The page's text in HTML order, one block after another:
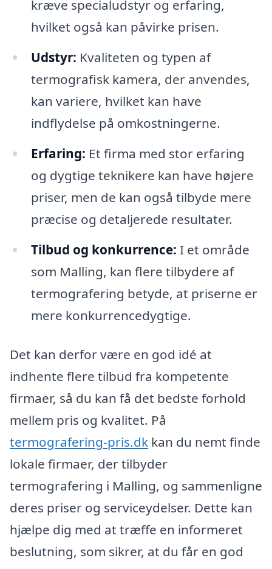
kræve specialudstyr og erfaring,
hvilket også kan påvirke prisen.
Udstyr: Kvaliteten og typen af
termografisk kamera, der anvendes,
kan variere, hvilket kan have
indflydelse på omkostningerne.
Erfaring: Et firma med stor erfaring
og dygtige teknikere kan have højere
priser, men de kan også tilbyde mere
præcise og detaljerede resultater.
Tilbud og konkurrence: I et område
som Malling, kan flere tilbydere af
termografering betyde, at priserne er
mere konkurrencedygtige.
Det kan derfor være en god idé at
indhente flere tilbud fra kompetente
firmaer, så du kan få det bedste forhold
mellem pris og kvalitet. På
termografering-pris.dk kan du nemt finde
lokale firmaer, der tilbyder
termografering i Malling, og sammenligne
deres priser og serviceydelser. Dette kan
hjælpe dig med at træffe en informeret
beslutning, som sikrer, at du får en god